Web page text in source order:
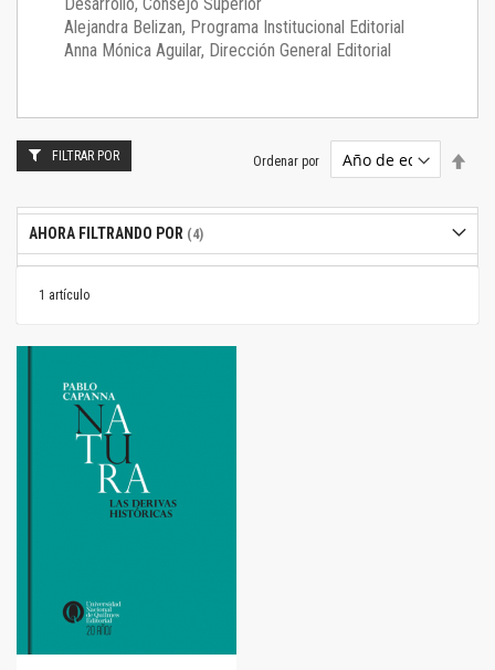
Alejandra Belizan, Programa Institucional Editorial
Anna Mónica Aguilar, Dirección General Editorial
1 artículo
Ordenar por
FILTRAR POR
AHORA FILTRANDO POR